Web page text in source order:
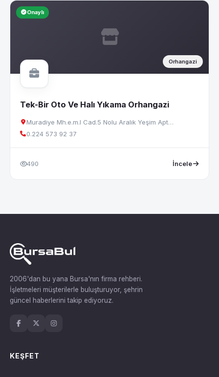
Onaylı
Orhangazi
Tek-Bir Oto Ve Halı Yıkama Orhangazi
Muradiye Mh.e.m.l Cad.5 Nolu Aralık Yeşim Apt…
0.224 573 92 37
490 İncele
2006'dan bu yana Bursa'nın firma rehberi.
İşletmeleri müşterilerle buluşturuyor, şehrin
güncel haberlerini takip ediyoruz.
KEŞFET